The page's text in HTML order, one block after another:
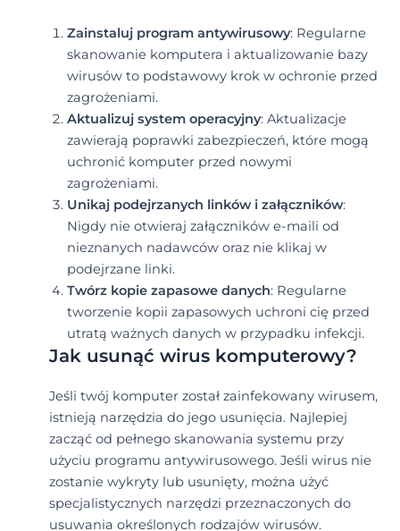
Zainstaluj program antywirusowy: Regularne
skanowanie komputera i aktualizowanie bazy
wirusów to podstawowy krok w ochronie przed
zagrożeniami.
Aktualizuj system operacyjny: Aktualizacje
zawierają poprawki zabezpieczeń, które mogą
uchronić komputer przed nowymi
zagrożeniami.
Unikaj podejrzanych linków i załączników:
Nigdy nie otwieraj załączników e-maili od
nieznanych nadawców oraz nie klikaj w
podejrzane linki.
Twórz kopie zapasowe danych: Regularne
tworzenie kopii zapasowych uchroni cię przed
utratą ważnych danych w przypadku infekcji.
Jak usunąć wirus komputerowy?
Jeśli twój komputer został zainfekowany wirusem,
istnieją narzędzia do jego usunięcia. Najlepiej
zacząć od pełnego skanowania systemu przy
użyciu programu antywirusowego. Jeśli wirus nie
zostanie wykryty lub usunięty, można użyć
specjalistycznych narzędzi przeznaczonych do
usuwania określonych rodzajów wirusów.